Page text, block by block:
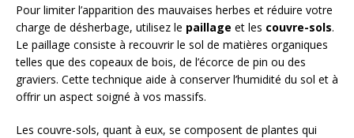
Pour limiter l’apparition des mauvaises herbes et réduire votre
charge de désherbage, utilisez le paillage et les couvre-sols.
Le paillage consiste à recouvrir le sol de matières organiques
telles que des copeaux de bois, de l’écorce de pin ou des
graviers. Cette technique aide à conserver l’humidité du sol et à
offrir un aspect soigné à vos massifs.
Les couvre-sols, quant à eux, se composent de plantes qui